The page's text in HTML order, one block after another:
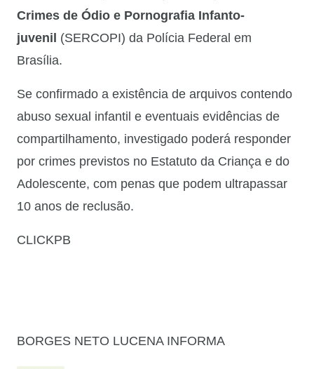
Crimes de Ódio e Pornografia Infanto-
juvenil (SERCOPI) da Polícia Federal em
Brasília.
Se confirmado a existência de arquivos contendo
abuso sexual infantil e eventuais evidências de
compartilhamento, investigado poderá responder
por crimes previstos no Estatuto da Criança e do
Adolescente, com penas que podem ultrapassar
10 anos de reclusão.
CLICKPB
BORGES NETO LUCENA INFORMA